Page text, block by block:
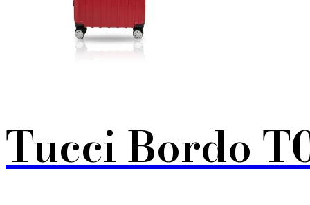
Tucci Bordo